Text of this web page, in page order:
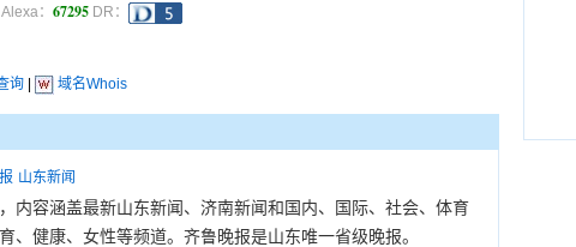
Alexa： 67295 DR：
询 域名Whois
山东新闻
内容涵盖最新山东新闻、济南新闻和国内、国际、社会、体育
、健康、女性等频道。齐鲁晚报是山东唯一省级晚报。